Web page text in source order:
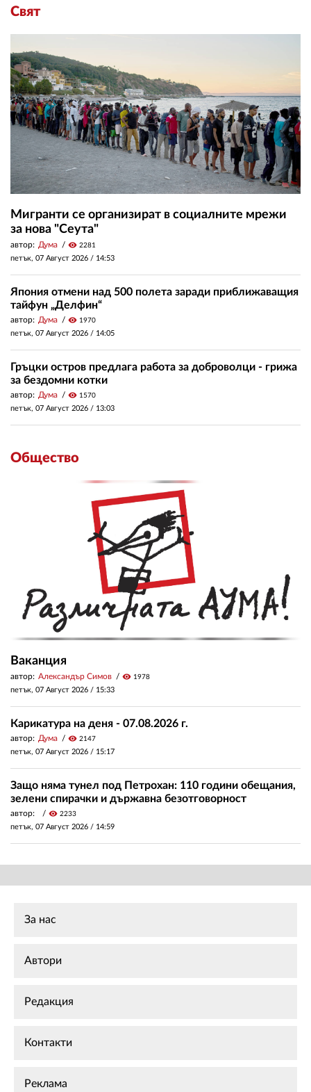
Свят
Мигранти се организират в социалните мрежи
за нова "Сеута"
автор: Дума visibility 2281
петък, 07 Август 2026 / 14:53
Япония отмени над 500 полета заради приближаващия
тайфун „Делфин“
автор: Дума visibility 1970
петък, 07 Август 2026 / 14:05
Гръцки остров предлага работа за доброволци - грижа
за бездомни котки
автор: Дума visibility 1570
петък, 07 Август 2026 / 13:03
Общество
Ваканция
автор: Александър Симов visibility 1978
петък, 07 Август 2026 / 15:33
Карикатура на деня - 07.08.2026 г.
автор: Дума visibility 2147
петък, 07 Август 2026 / 15:17
Защо няма тунел под Петрохан: 110 години обещания,
зелени спирачки и държавна безотговорност
автор: visibility 2233
петък, 07 Август 2026 / 14:59
За нас
Автори
Редакция
Контакти
Реклама